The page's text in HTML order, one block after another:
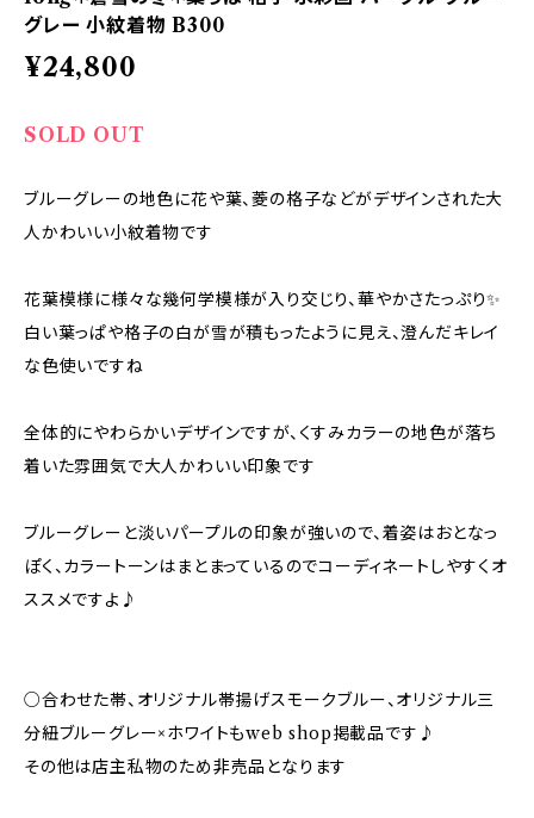
グレー 小紋着物 B300
¥24,800
SOLD OUT
ブルーグレーの地色に花や葉、菱の格子などがデザインされた大
人かわいい小紋着物です
花葉模様に様々な幾何学模様が入り交じり、華やかさたっぷり✨️
白い葉っぱや格子の白が雪が積もったように見え、澄んだキレイ
な色使いですね
全体的にやわらかいデザインですが、くすみカラーの地色が落ち
着いた雰囲気で大人かわいい印象です
ブルーグレーと淡いパープルの印象が強いので、着姿はおとなっ
ぽく、カラートーンはまとまっているのでコーディネートしやすくオ
ススメですよ♪
○合わせた帯、オリジナル帯揚げスモークブルー、オリジナル三
分紐ブルーグレー×ホワイトもweb shop掲載品です♪
その他は店主私物のため非売品となります